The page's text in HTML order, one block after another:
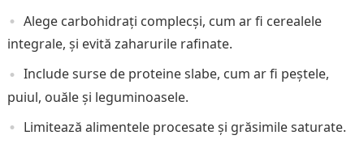
Alege carbohidrați complecși, cum ar fi cerealele
integrale, și evită zaharurile rafinate.
Include surse de proteine slabe, cum ar fi peștele,
puiul, ouăle și leguminoasele.
Limitează alimentele procesate și grăsimile saturate.